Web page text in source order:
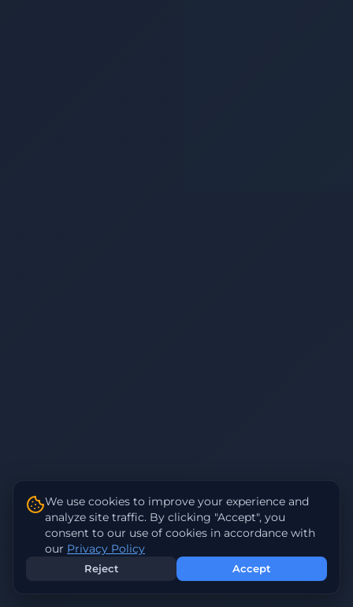
We use cookies to improve your experience and
analyze site traffic. By clicking "Accept", you
consent to our use of cookies in accordance with
our Privacy Policy
Reject Accept